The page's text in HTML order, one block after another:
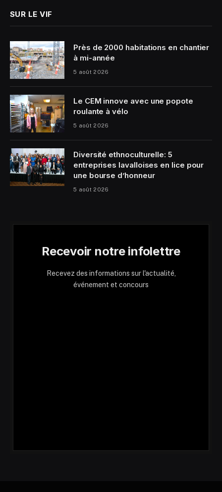
SUR LE VIF
Près de 2000 habitations en chantier
à mi-année
5 août 2026
Le CEM innove avec une popote
roulante à vélo
5 août 2026
Diversité ethnoculturelle: 5
entreprises lavalloises en lice pour
une bourse d’honneur
5 août 2026
Recevoir notre infolettre
Recevez des informations sur l'actualité,
événement et concours